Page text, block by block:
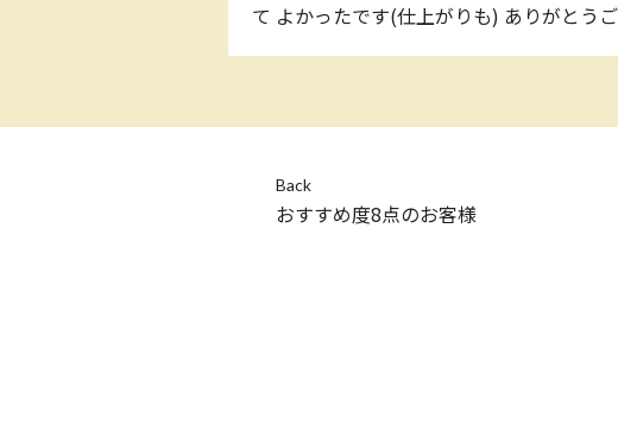
て よかったです(仕上がりも) ありがとうご
Back
おすすめ度8点のお客様